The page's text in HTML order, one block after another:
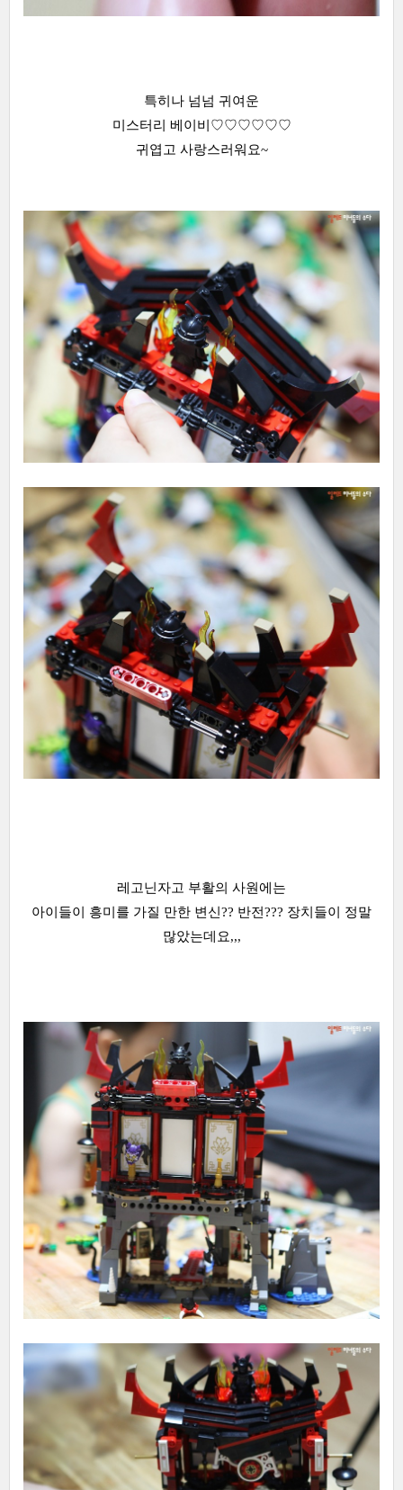
특히나 넘넘 귀여운
미스터리 베이비♡♡♡♡♡♡
귀엽고 사랑스러워요~
레고닌자고 부활의 사원에는
아이들이 흥미를 가질 만한 변신?? 반전??? 장치들이 정말
많았는데요,,,